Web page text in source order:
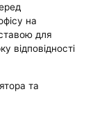
на
для
відповідності
та